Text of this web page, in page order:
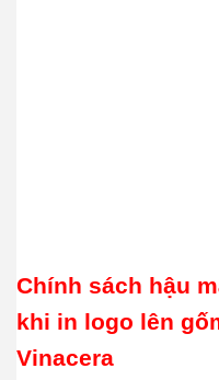
Chính sách hậu
khi in logo lên
Vinacera